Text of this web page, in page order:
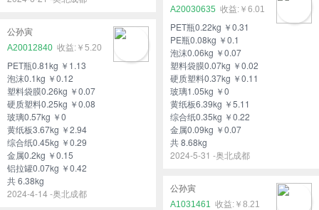
A20030635
￥6.01
PET瓶0.22kg ￥0.31
PE瓶0.08kg ￥0.1
泡沫0.06kg ￥0.07
塑料袋膜0.07kg ￥0.02
硬质塑料0.37kg ￥0.11
玻璃1.05kg ￥0
黄纸板6.39kg ￥5.11
综合纸0.35kg ￥0.22
金属0.09kg ￥0.07
共 8.68kg
2024-5-31 -奥北成都
公孙寅
A20012840
￥5.20
PET瓶0.81kg ￥1.13
泡沫0.1kg ￥0.12
塑料袋膜0.26kg ￥0.07
硬质塑料0.25kg ￥0.08
玻璃0.57kg ￥0
黄纸板3.67kg ￥2.94
综合纸0.45kg ￥0.29
金属0.2kg ￥0.15
铝拉罐0.07kg ￥0.42
共 6.38kg
2024-4-14 -奥北成都
公孙寅
A1031461
￥8.21